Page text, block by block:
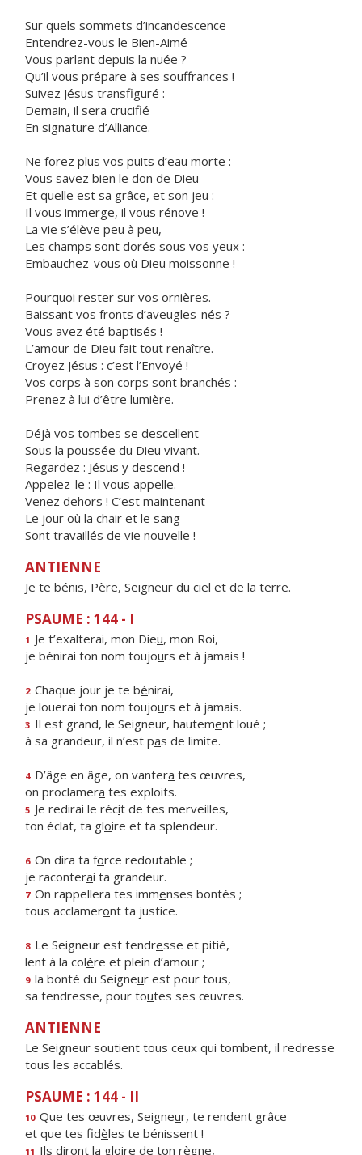
Sur quels sommets d’incandescence
Entendrez-vous le Bien-Aimé
Vous parlant depuis la nuée ?
Qu’il vous prépare à ses souffrances !
Suivez Jésus transfiguré :
Demain, il sera crucifié
En signature d’Alliance.
Ne forez plus vos puits d’eau morte :
Vous savez bien le don de Dieu
Et quelle est sa grâce, et son jeu :
Il vous immerge, il vous rénove !
La vie s’élève peu à peu,
Les champs sont dorés sous vos yeux :
Embauchez-vous où Dieu moissonne !
Pourquoi rester sur vos ornières.
Baissant vos fronts d’aveugles-nés ?
Vous avez été baptisés !
L’amour de Dieu fait tout renaître.
Croyez Jésus : c’est l’Envoyé !
Vos corps à son corps sont branchés :
Prenez à lui d’être lumière.
Déjà vos tombes se descellent
Sous la poussée du Dieu vivant.
Regardez : Jésus y descend !
Appelez-le : Il vous appelle.
Venez dehors ! C’est maintenant
Le jour où la chair et le sang
Sont travaillés de vie nouvelle !
ANTIENNE
Je te bénis, Père, Seigneur du ciel et de la terre.
PSAUME : 144 - I
1 Je t’exalterai, mon Dieu, mon Roi,
je bénirai ton nom toujours et à jamais !
2 Chaque jour je te bénirai,
je louerai ton nom toujours et à jamais.
3 Il est grand, le Seigneur, hautement loué ;
à sa grandeur, il n’est pas de limite.
4 D’âge en âge, on vantera tes œuvres,
on proclamera tes exploits.
5 Je redirai le récit de tes merveilles,
ton éclat, ta gloire et ta splendeur.
6 On dira ta force redoutable ;
je raconterai ta grandeur.
7 On rappellera tes immenses bontés ;
tous acclameront ta justice.
8 Le Seigneur est tendresse et pitié,
lent à la colère et plein d’amour ;
9 la bonté du Seigneur est pour tous,
sa tendresse, pour toutes ses œuvres.
ANTIENNE
Le Seigneur soutient tous ceux qui tombent, il redresse
tous les accablés.
PSAUME : 144 - II
10 Que tes œuvres, Seigneur, te rendent grâce
et que tes fidèles te bénissent !
11 Ils diront la gloire de ton règne,